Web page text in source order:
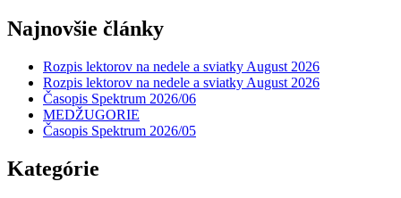
Najnovšie články
Rozpis lektorov na nedele a sviatky August 2026
Rozpis lektorov na nedele a sviatky August 2026
Časopis Spektrum 2026/06
MEDŽUGORIE
Časopis Spektrum 2026/05
Kategórie